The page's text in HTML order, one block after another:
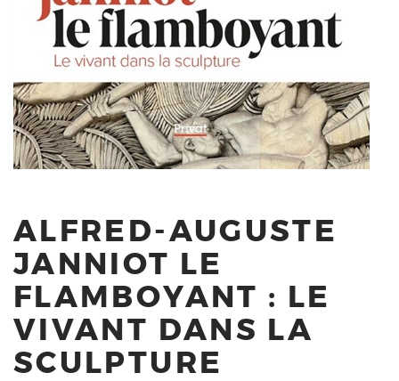
ALFRED-AUGUSTE
JANNIOT LE
FLAMBOYANT : LE
VIVANT DANS LA
SCULPTURE